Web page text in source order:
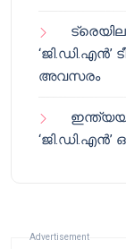
‘ജി.ഡി.എൻ’
അവസരം
‘ജി.ഡി.എൻ’
Advertisement